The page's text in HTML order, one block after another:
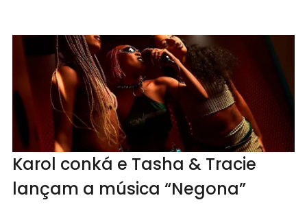
Karol conká e Tasha & Tracie
lançam a música “Negona”